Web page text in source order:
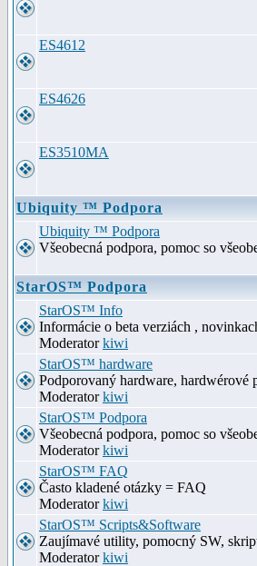
ES4612
ES4626
ES3510MA
Ubiquity ™ Podpora
Ubiquity ™ Podpora
Všeobecná podpora, pomoc so
StarOS™ Podpora
StarOS™ Info
Informácie o beta verziách ,
Moderatorkiwi
StarOS™ hardware
Podporovaný hardware, hardwérové
Moderatorkiwi
StarOS™ Podpora
Všeobecná podpora, pomoc so
Moderatorkiwi
StarOS™ FAQ
Často kladené otázky = FAQ
Moderatorkiwi
StarOS™ Scripts&Software
Zaujímavé utility, pomocný SW,
Moderatorkiwi